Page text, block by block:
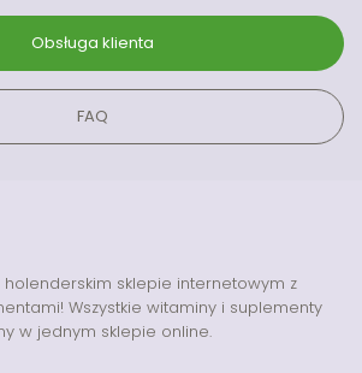
Obsługa klienta
FAQ
holenderskim sklepie internetowym z
Wszystkie witaminy i suplementy
w jednym sklepie online.